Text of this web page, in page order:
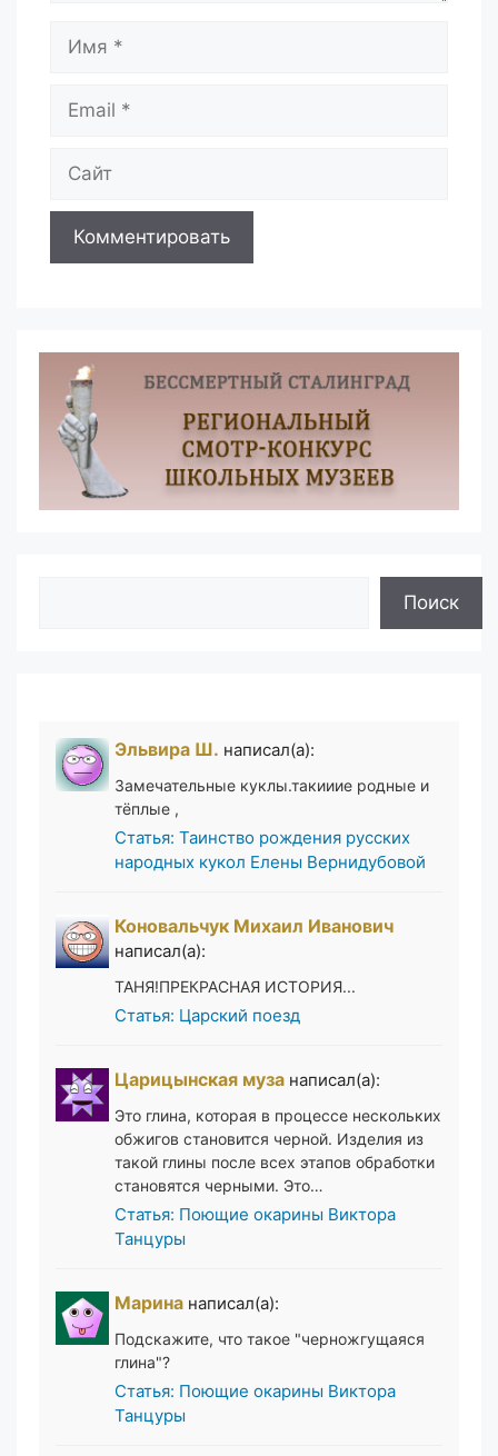
Поиск
Эльвира Ш. написал(а):
Замечательные куклы.такииие родные и
тёплые ,
Статья: Таинство рождения русских
народных кукол Елены Вернидубовой
Коновальчук Михаил Иванович
написал(а):
ТАНЯ!ПРЕКРАСНАЯ ИСТОРИЯ...
Статья: Царский поезд
Царицынская муза написал(а):
Это глина, которая в процессе нескольких
обжигов становится черной. Изделия из
такой глины после всех этапов обработки
становятся черными. Это…
Статья: Поющие окарины Виктора
Танцуры
Марина написал(а):
Подскажите, что такое "черножгущаяся
глина"?
Статья: Поющие окарины Виктора
Танцуры